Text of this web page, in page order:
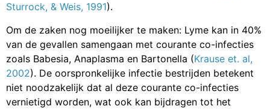
Sturrock, & Weis, 1991).
Om de zaken nog moeilijker te maken: Lyme kan in 40%
van de gevallen samengaan met courante co-infecties
zoals Babesia, Anaplasma en Bartonella (Krause et. al,
2002). De oorspronkelijke infectie bestrijden betekent
niet noodzakelijk dat al deze courante co-infecties
vernietigd worden, wat ook kan bijdragen tot het